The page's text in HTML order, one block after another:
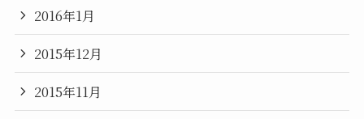
2016年1月
2015年12月
2015年11月